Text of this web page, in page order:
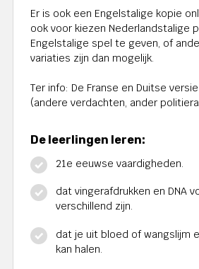
Er is ook een Engelstalige kopie
ook voor kiezen Nederlandstalige
Engelstalige spel te geven, of
variaties zijn dan mogelijk.
Ter info: De Franse en Duitse
(andere verdachten, ander
De leerlingen leren:
21e eeuwse vaardigheden.
dat vingerafdrukken en DNA
verschillend zijn.
dat je uit bloed of wangslijm
kan halen.